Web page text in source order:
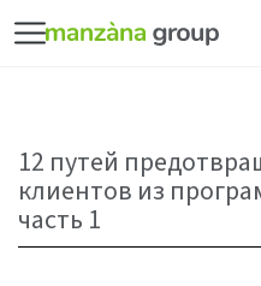
12 путей
клиентов из
часть 1